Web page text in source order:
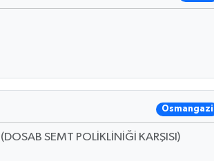
Osmangazi
SEMT POLİKLİNİĞİ KARŞISI)